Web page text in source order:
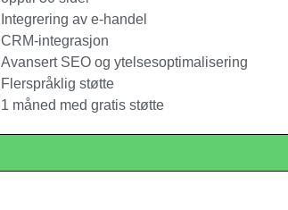
Integrering av e-handel
CRM-integrasjon
Avansert SEO og ytelsesoptimalisering
Flerspråklig støtte
1 måned med gratis støtte